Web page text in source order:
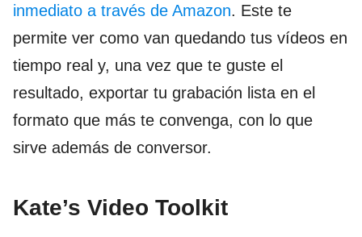
inmediato a través de Amazon. Este te
permite ver como van quedando tus vídeos en
tiempo real y, una vez que te guste el
resultado, exportar tu grabación lista en el
formato que más te convenga, con lo que
sirve además de conversor.
Kate’s Video Toolkit